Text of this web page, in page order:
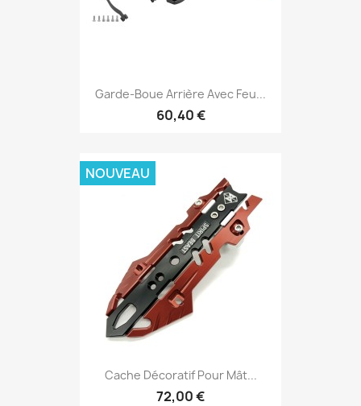
Garde-Boue Arrière Avec Feu...
60,40 €
Cache Décoratif Pour Mât...
72,00 €
NOUVEAU